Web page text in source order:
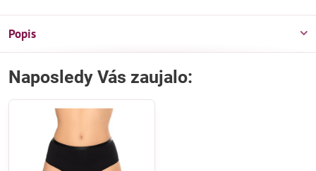
Popis
Naposledy Vás zaujalo: